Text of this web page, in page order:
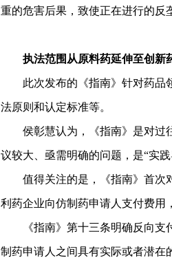
重的危害后果，致使正在进行的反
执法范围从原料药延伸至创新
此次发布的《指南》针对药品
法原则和认定标准等。
侯彰慧认为，《指南》是对过
议较大、亟需明确的问题，是“实践
值得关注的是，《指南》首次
利药企业向仿制药申请人支付费用
《指南》第十三条明确反向
制药申请人之间具有实际或者潜在